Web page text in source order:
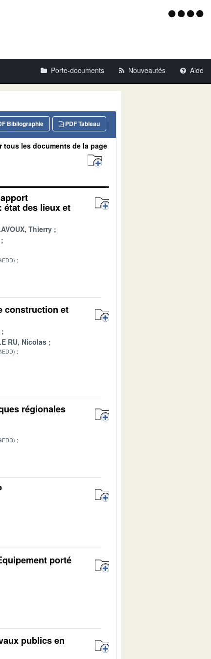
Menu
Porte-documents Nouveautés Aide
PDF Tableau
Bibliographie
tous les documents de la page
des lieux et
Thierry
construction et
RU, Nicolas
régionales
porté
publics en